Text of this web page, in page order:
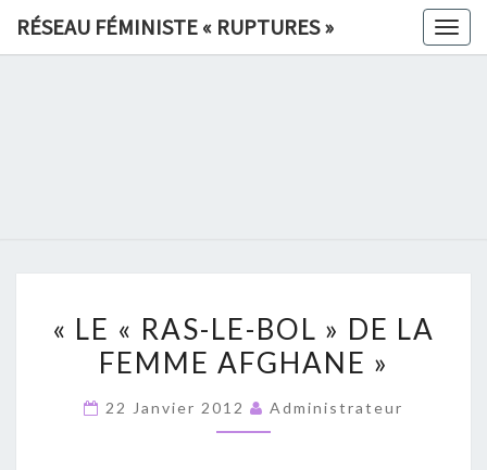
RÉSEAU FÉMINISTE « RUPTURES »
»
LE
«
LE-
« LE « RAS-LE-BOL » DE LA
FEMME AFGHANE »
22 Janvier 2012 Administrateur